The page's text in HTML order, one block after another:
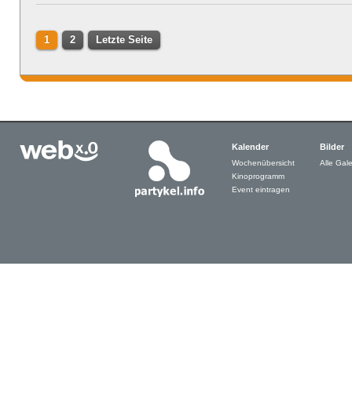
1 2 Letzte Seite
Kalender
Wochenübersicht
Kinoprogramm
Event eintragen
Bilder
Alle